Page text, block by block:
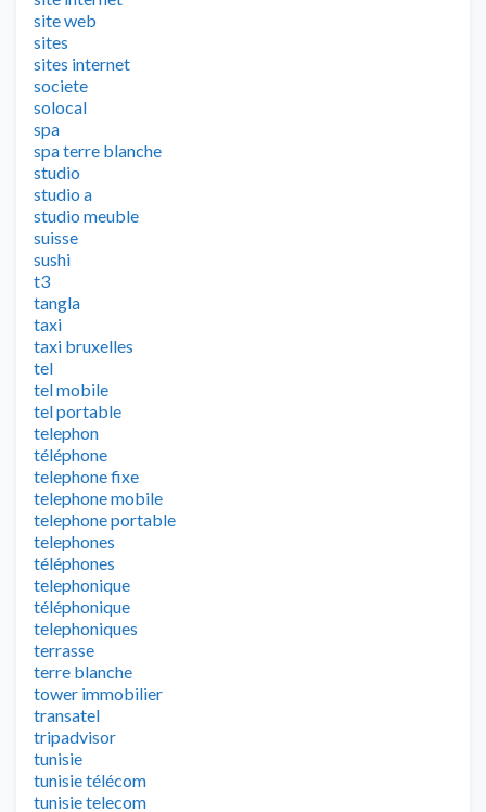
site web
sites
sites internet
societe
solocal
spa
spa terre blanche
studio
studio a
studio meuble
suisse
sushi
t3
tangla
taxi
taxi bruxelles
tel
tel mobile
tel portable
telephon
téléphone
telephone fixe
telephone mobile
telephone portable
telephones
téléphones
telephonique
téléphonique
telephoniques
terrasse
terre blanche
tower immobilier
transatel
tripadvisor
tunisie
tunisie télécom
tunisie telecom